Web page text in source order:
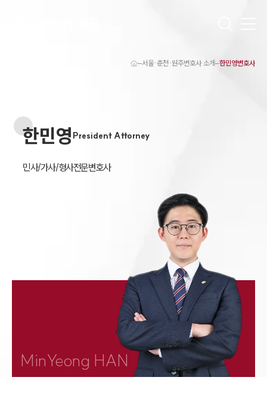
원주이혼전문변호사
원주학교폭력변호사
원주부동산변호사
원주변호사 업무분야
서울·춘천·원주변호사 소개 한민영변호사
President Attorney
한민영
민사/가사/형사전문변호사
MinYeong HAN